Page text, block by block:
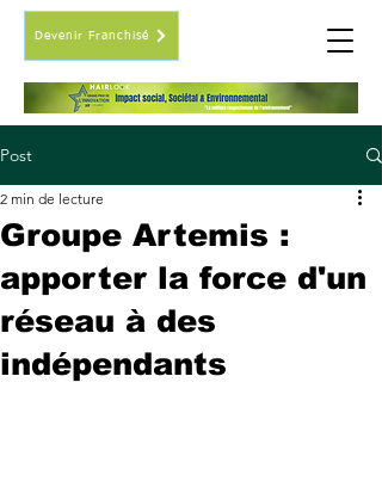
Devenir Franchisé
Post
Groupe Artemis :
apporter la force d'un
réseau à des
indépendants
2 min de lecture